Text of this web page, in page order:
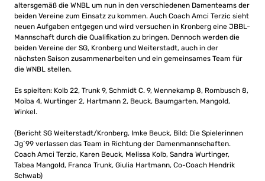
altersgemäß die WNBL um nun in den verschiedenen Damenteams der
beiden Vereine zum Einsatz zu kommen. Auch Coach Amci Terzic sieht
neuen Aufgaben entgegen und wird versuchen in Kronberg eine JBBL-
Mannschaft durch die Qualifikation zu bringen. Dennoch werden die
beiden Vereine der SG, Kronberg und Weiterstadt, auch in der
nächsten Saison zusammenarbeiten und ein gemeinsames Team für
die WNBL stellen.
Es spielten: Kolb 22, Trunk 9, Schmidt C. 9, Wennekamp 8, Rombusch 8,
Moiba 4, Wurtinger 2, Hartmann 2, Beuck, Baumgarten, Mangold,
Winkel.
(Bericht SG Weiterstadt/Kronberg, Imke Beuck, Bild: Die Spielerinnen
Jg´99 verlassen das Team in Richtung der Damenmannschaften.
Coach Amci Terzic, Karen Beuck, Melissa Kolb, Sandra Wurtinger,
Tabea Mangold, Franca Trunk, Giulia Hartmann, Co-Coach Hendrik
Schwab)